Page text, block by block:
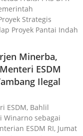
Strategis
Proyek Pantai Indah
Minerba,
ESDM
Ilegal
ESDM, Bahlil
Winarno sebagai
ESDM RI, Jumat